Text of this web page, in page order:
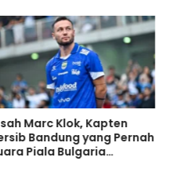
Marc Klok, Kapten
Bandung yang Pernah
Piala Bulgaria